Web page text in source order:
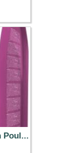
Poul...